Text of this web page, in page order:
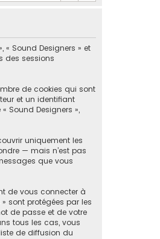
Sound Designers » et
des sessions
de cookies qui sont
et un identifiant
Sound Designers »,
uniquement les
— mais n’est pas
que vous
de vous connecter à
sont protégées par les
de passe et de votre
tous les cas, vous
de diffusion du